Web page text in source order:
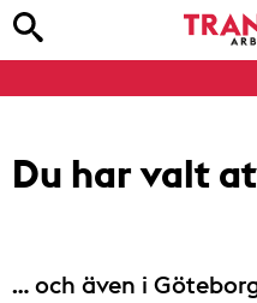
Du har valt
… och även i